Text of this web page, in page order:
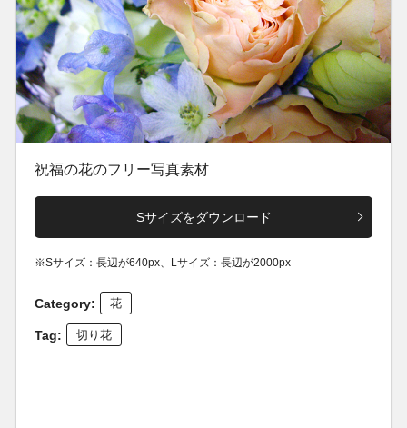
祝福の花のフリー写真素材
Sサイズをダウンロード
※Sサイズ：長辺が640px、Lサイズ：長辺が2000px
Category: 花
Tag: 切り花